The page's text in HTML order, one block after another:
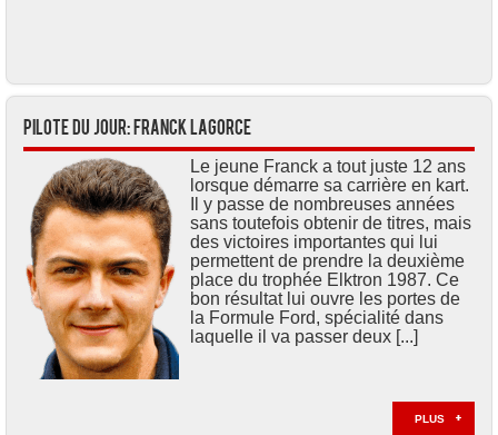
Pilote du jour: Franck LAGORCE
Le jeune Franck a tout juste 12 ans
lorsque démarre sa carrière en kart.
Il y passe de nombreuses années
sans toutefois obtenir de titres, mais
des victoires importantes qui lui
permettent de prendre la deuxième
place du trophée Elktron 1987. Ce
bon résultat lui ouvre les portes de
la Formule Ford, spécialité dans
laquelle il va passer deux [...]
PLUS